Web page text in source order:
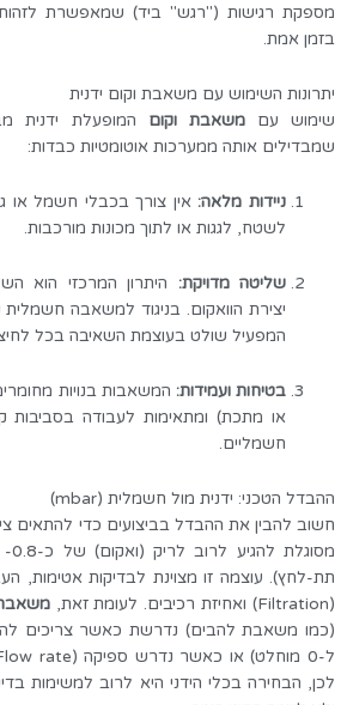
מספקת רגישות ("רגש" ביד) שמאפשרת לזהות
בזמן אמת.
יתרונות השימוש עם משאבת וקום ידנית
שימוש עםמשאבת וקום המופעלת ידנית
שמבדילים אותה ממערכות אוטומטיות כבדות:
ניידות מלאה: אין צורך בכבלי חשמל או
לשטח, לגגות או לתוך מכונות מורכבות.
שליטה מדויקת: היתרון המרכזי הוא
יצירת הוואקום. בניגוד למשאבה
המפעיל שולט בעוצמת השאיבה בכל
בטיחות ועמידות:
או מתכת) ומתאימות לעבודה
חשמליים.
ההבדל הטכני: ידנית מול חשמלית (mbar)
חשוב להבין את ההבדל בביצועים כדי להתאים
תת-לחץ). עוצמה זו מצוינת לבדיקות אטימות,
(Filtration) ואחיזת רכיבים. לעומת זאת,
(כמו משאבת להבים) נדרשת כאשר צריכים
לכן, הבחירה בכלי הידני היא לרוב למשימות